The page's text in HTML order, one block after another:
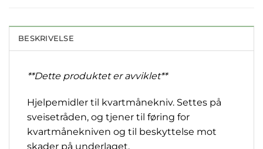
BESKRIVELSE
**Dette produktet er avviklet**
Hjelpemidler til kvartmånekniv. Settes på
sveisetråden, og tjener til føring for
kvartmånekniven og til beskyttelse mot
skader på underlaget.